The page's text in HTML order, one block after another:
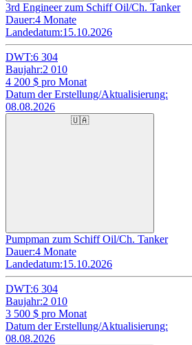
3rd Engineer zum Schiff Oil/Ch. Tanker
Dauer:4 Monate
Landedatum:15.10.2026
DWT:6 304
Baujahr:2 010
4 200 $ pro Monat
Datum der Erstellung/Aktualisierung:
08.08.2026
🇺🇦
Pumpman zum Schiff Oil/Ch. Tanker
Dauer:4 Monate
Landedatum:15.10.2026
DWT:6 304
Baujahr:2 010
3 500 $ pro Monat
Datum der Erstellung/Aktualisierung:
08.08.2026